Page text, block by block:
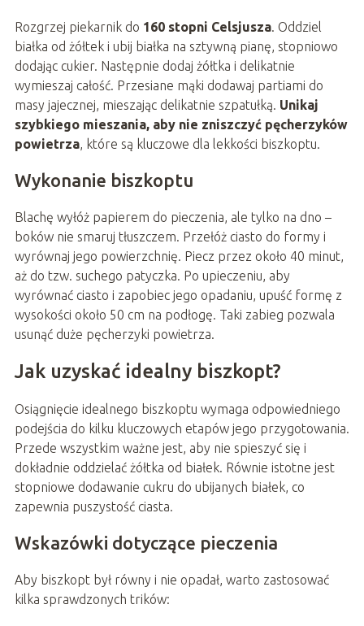
Rozgrzej piekarnik do 160 stopni Celsjusza. Oddziel
białka od żółtek i ubij białka na sztywną pianę, stopniowo
dodając cukier. Następnie dodaj żółtka i delikatnie
wymieszaj całość. Przesiane mąki dodawaj partiami do
masy jajecznej, mieszając delikatnie szpatułką. Unikaj
szybkiego mieszania, aby nie zniszczyć pęcherzyków
powietrza, które są kluczowe dla lekkości biszkoptu.
Wykonanie biszkoptu
Blachę wyłóż papierem do pieczenia, ale tylko na dno –
boków nie smaruj tłuszczem. Przełóż ciasto do formy i
wyrównaj jego powierzchnię. Piecz przez około 40 minut,
aż do tzw. suchego patyczka. Po upieczeniu, aby
wyrównać ciasto i zapobiec jego opadaniu, upuść formę z
wysokości około 50 cm na podłogę. Taki zabieg pozwala
usunąć duże pęcherzyki powietrza.
Jak uzyskać idealny biszkopt?
Osiągnięcie idealnego biszkoptu wymaga odpowiedniego
podejścia do kilku kluczowych etapów jego przygotowania.
Przede wszystkim ważne jest, aby nie spieszyć się i
dokładnie oddzielać żółtka od białek. Równie istotne jest
stopniowe dodawanie cukru do ubijanych białek, co
zapewnia puszystość ciasta.
Wskazówki dotyczące pieczenia
Aby biszkopt był równy i nie opadał, warto zastosować
kilka sprawdzonych trików: